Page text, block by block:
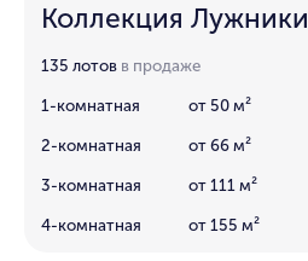
Коллекция Лужники
135 лотов в продаже
1-комнатная от 50 м²
2-комнатная от 66 м²
3-комнатная от 111 м²
4-комнатная от 155 м²